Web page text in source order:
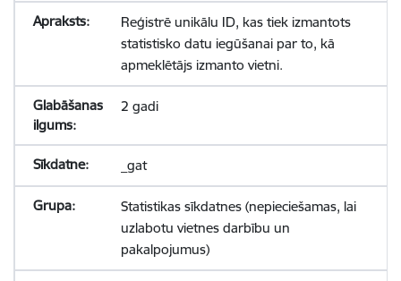
Reģistrē unikālu ID, kas tiek izmantots
statistisko datu iegūšanai par to, kā
apmeklētājs izmanto vietni.
2 gadi
_gat
Statistikas sīkdatnes (nepieciešamas, lai
uzlabotu vietnes darbību un
pakalpojumus)